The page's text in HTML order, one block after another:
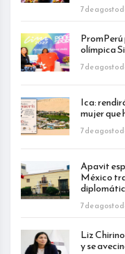
7 de agosto
olímpica
7 de agosto
Ica:
mujer
7 de agosto
Apavit
México
7 de agosto
Liz
y se